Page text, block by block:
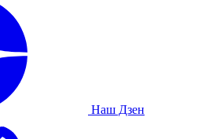
Наш Дзен